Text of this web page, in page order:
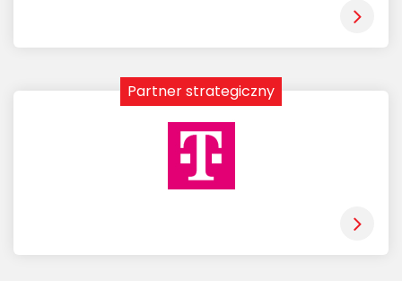
Partner strategiczny